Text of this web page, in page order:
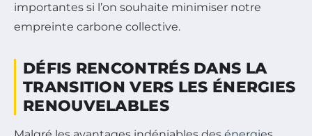
importantes si l’on souhaite minimiser notre
empreinte carbone collective.
DÉFIS RENCONTRÉS DANS LA
TRANSITION VERS LES ÉNERGIES
RENOUVELABLES